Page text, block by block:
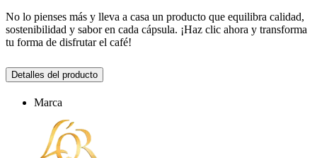
No lo pienses más y lleva a casa un producto que equilibra calidad,
sostenibilidad y sabor en cada cápsula. ¡Haz clic ahora y transforma
tu forma de disfrutar el café!
Detalles del producto
Marca